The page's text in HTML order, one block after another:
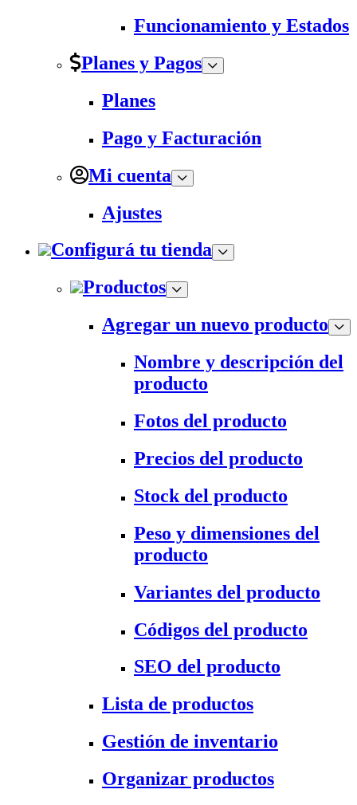
Funcionamiento y Estados
Planes y Pagos
Planes
Pago y Facturación
Mi cuenta
Ajustes
Configurá tu tienda
Productos
Agregar un nuevo producto
Nombre y descripción del
producto
Fotos del producto
Precios del producto
Stock del producto
Peso y dimensiones del
producto
Variantes del producto
Códigos del producto
SEO del producto
Lista de productos
Gestión de inventario
Organizar productos